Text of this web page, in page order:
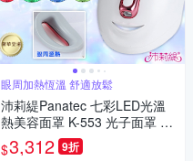
眼周加熱恆溫 舒適放鬆
沛莉緹Panatec 七彩LED光溫
熱美容面罩 K-553 光子面罩 電
子面膜 美容儀 LED光波
$3,312 9折